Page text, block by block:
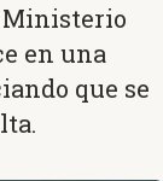
en una
que se